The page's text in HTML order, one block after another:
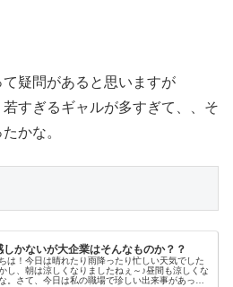
疑問があると思いますが
若すぎるギャルが多すぎて、、そ
かな。
しかないが大企業はそんなものか？？
は！今日は晴れたり雨降ったり忙しい天気でした
し、朝は涼しくなりましたねぇ～♪昼間も涼しくな
。さて、今日は私の職場で珍しい出来事があった